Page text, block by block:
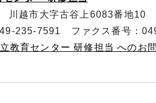
越市大字古谷上6083番地10
235-7591 ファクス番号：
教育センター 研修担当 へのお